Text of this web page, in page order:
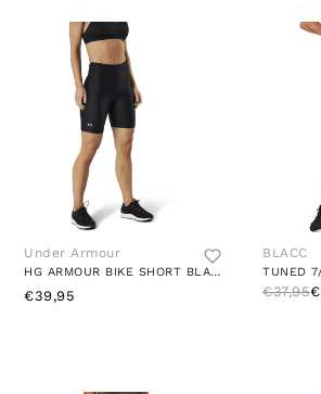
Under Armour
HG ARMOUR BIKE SHORT BLACK
€39,95
BLACC
TUNED
€37,95